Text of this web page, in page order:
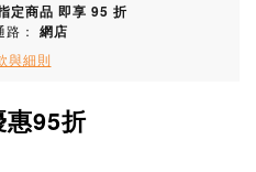
定商品 即享 95 折
路： 網店
與細則
95折